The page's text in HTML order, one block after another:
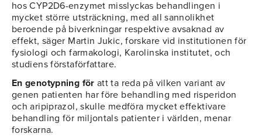
hos CYP2D6-enzymet misslyckas behandlingen i
mycket större utsträckning, med all sannolikhet
beroende på biverkningar respektive avsaknad av
effekt, säger Martin Jukic, forskare vid institutionen för
fysiologi och farmakologi, Karolinska institutet, och
studiens förstaförfattare.
En genotypning för att ta reda på vilken variant av
genen patienten har före behandling med risperidon
och aripiprazol, skulle medföra mycket effektivare
behandling för miljontals patienter i världen, menar
forskarna.